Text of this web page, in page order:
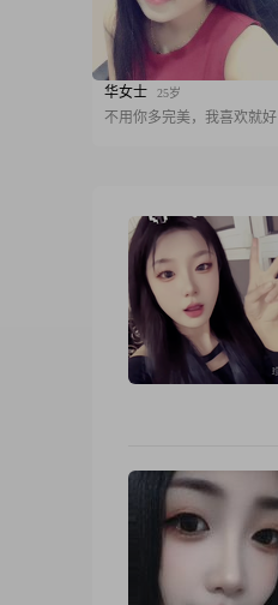
华女士 25岁
不用你多完美，我喜欢就好